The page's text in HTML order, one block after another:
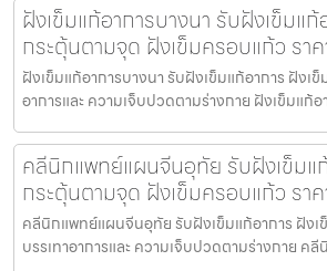
ฝังเข็มแก้อาการบางนา รับฝังเข็มแก้
กระตุ้นตามจุด ฝังเข็มครอบแก้ว รา
ฝังเข็มแก้อาการบางนา รับฝังเข็มแก้อาการ ฝังเ
อาการและ ความเจ็บปวดตามร่างกาย ฝังเข็มแก้อ
คลีนิกแพทย์แผนจีนอุทัย รับฝังเข็มแ
กระตุ้นตามจุด ฝังเข็มครอบแก้ว รา
คลีนิกแพทย์แผนจีนอุทัย รับฝังเข็มแก้อาการ ฝัง
บรรเทาอาการและ ความเจ็บปวดตามร่างกาย